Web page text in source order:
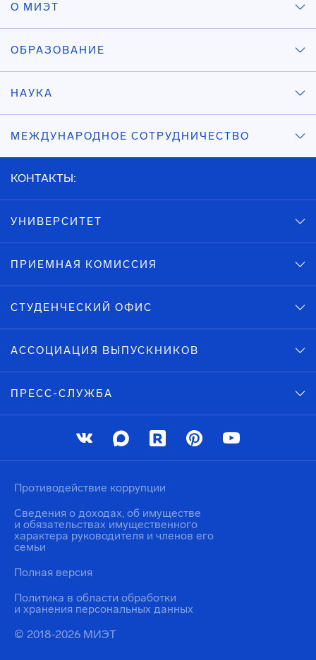
О МИЭТ
ОБРАЗОВАНИЕ
НАУКА
МЕЖДУНАРОДНОЕ СОТРУДНИЧЕСТВО
КОНТАКТЫ:
УНИВЕРСИТЕТ
ПРИЕМНАЯ КОМИССИЯ
СТУДЕНЧЕСКИЙ ОФИС
АССОЦИАЦИЯ ВЫПУСКНИКОВ
ПРЕСС-СЛУЖБА
© 2018-2026 МИЭТ
Политика в области обработки
и хранения персональных данных
Противодействие коррупции
Сведения о доходах, об имуществе
и обязательствах имущественного
характера руководителя и членов его
семьи
Полная версия